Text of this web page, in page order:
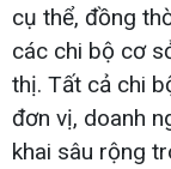
cụ thể, đồng
các chi bộ cơ
thị. Tất cả chi
đơn vị, doanh
khai sâu rộng